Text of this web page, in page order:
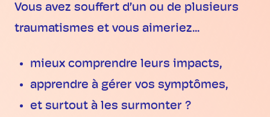
Vous avez souffert d’un ou de plusieurs
traumatismes et vous aimeriez...
mieux comprendre leurs impacts,
apprendre à gérer vos symptômes,
et surtout à les surmonter ?